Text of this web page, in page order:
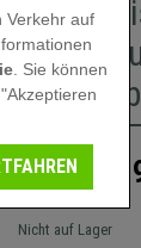
Stil,
179,90 €
Nicht auf Lager
Verkehr auf
. Sie können